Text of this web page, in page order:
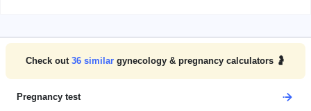
Check out 36 similar gynecology & pregnancy calculators 🤰
Pregnancy test